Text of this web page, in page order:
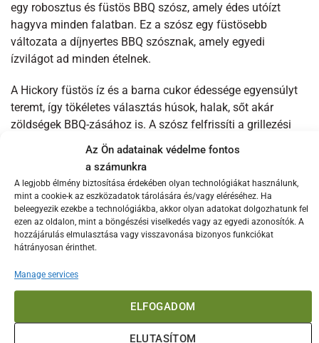
Az Ön adatainak védelme fontos
a számunkra
A legjobb élmény biztosítása érdekében olyan technológiákat használunk,
mint a cookie-k az eszközadatok tárolására és/vagy eléréséhez. Ha
beleegyezik ezekbe a technológiákba, akkor olyan adatokat dolgozhatunk fel
ezen az oldalon, mint a böngészési viselkedés vagy az egyedi azonosítók. A
hozzájárulás elmulasztása vagy visszavonása bizonyos funkciókat
hátrányosan érinthet.
Manage services
ELFOGADOM
ELUTASÍTOM
egy robosztus és füstös BBQ szósz, amely édes utóízt
hagyva minden falatban. Ez a szósz egy füstösebb
változata a díjnyertes BBQ szósznak, amely egyedi
ízvilágot ad minden ételnek.
A Hickory füstös íz és a barna cukor édessége egyensúlyt
teremt, így tökéletes választás húsok, halak, sőt akár
zöldségek BBQ-zásához is. A szósz felfrissíti a grillezési
élményt, és a tábortűz ízét hozza el bárhová, ahová csak
Jellemzők:
✔ Füstös, barna cukros BBQ szósz, édes utóízzel
✔ Tökéletes húsokhoz, halakhoz és zöldségekhez
✔ Díjnyertes BBQ szósz, füstösebb ízvilággal
A gyártóról
A SBR BBQ prémium minőségű szószokat kínál, amelyek
segítenek a tökéletes BBQ élmény elérésében.